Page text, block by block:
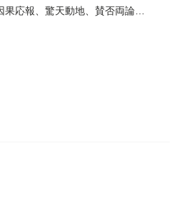
応報、驚天動地、賛否両論の